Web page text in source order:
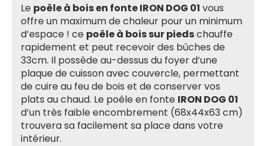
Le poêle à bois en fonte IRON DOG 01 vous
offre un maximum de chaleur pour un minimum
d’espace ! ce poêle à bois sur piedschauffe
rapidement et peut recevoir des bûches de
33cm. Il possède au-dessus du foyer d’une
plaque de cuisson avec couvercle, permettant
de cuire au feu de bois et de conserver vos
plats au chaud. Le poêle en fonte IRON DOG 01
d’un très faible encombrement (68x44x63 cm)
trouvera sa facilement sa place dans votre
intérieur.